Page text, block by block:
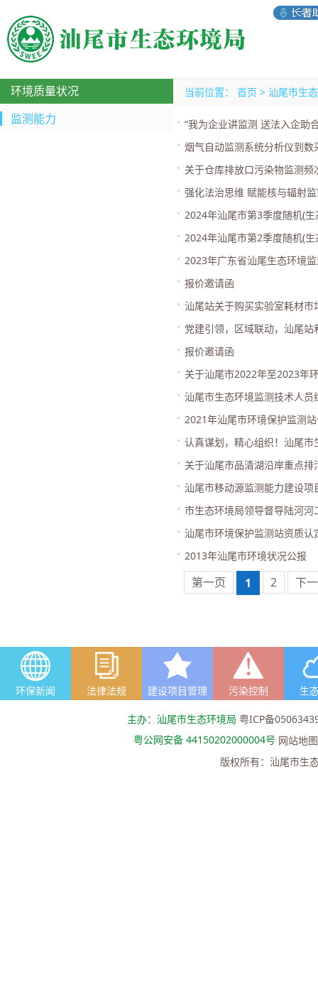
环境质量状况
监测能力
当前位置： 首页 > 汕尾市生
“我为企业讲监测 送法入企
烟气自动监测系统分析仪到
关于仓库排放口污染物监测频
强化法治思维 赋能核与辐射
2024年汕尾市第3季度随机(
2024年汕尾市第2季度随机(
2023年广东省汕尾生态环境
报价邀请函
汕尾站关于购买实验室耗材市
党建引领，区域联动，汕尾
报价邀请函
关于汕尾市2022年至2023年
汕尾市生态环境监测技术人
2021年汕尾市环境保护监测
认真谋划，精心组织！汕尾
关于汕尾市品清湖沿岸重点
汕尾市移动源监测能力建设项
市生态环境局领导督导陆河河
汕尾市环境保护监测站资质认
2013年汕尾市环境状况公报
第一页 1 2 下
环保新闻 法律法规 建设项目管理 污染控制 生
主办：汕尾市生态环境局粤ICP备
粤公网安备 44150202000004号 网站地图
版权所有：汕尾市生